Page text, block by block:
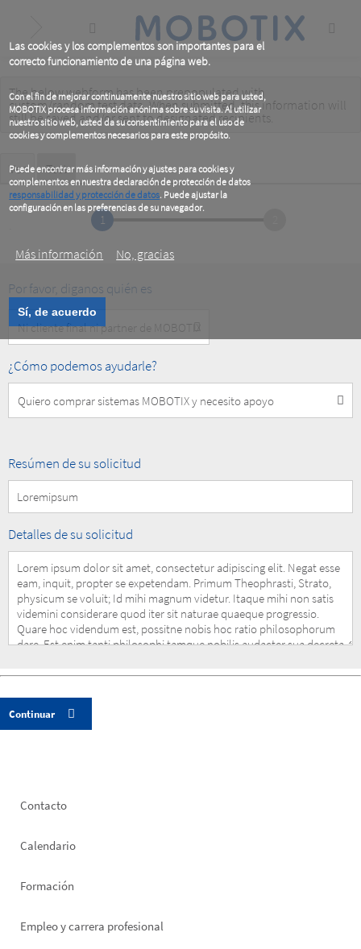
Las cookies y los complementos son importantes para el
correcto funcionamiento de una página web.
Con el fin de mejorar continuamente nuestro sitio web para usted,
MOBOTIX procesa información anónima sobre su visita. Al utilizar
nuestro sitio web, usted da su consentimiento para el uso de
cookies y complementos necesarios para este propósito.
Puede encontrar más información y ajustes para cookies y
complementos en nuestra declaración de protección de datos
responsabilidad y protección de datos. Puede ajustar la
configuración en las preferencias de su navegador.
Más información
No, gracias
Sí, de acuerdo
content
Warning
message
The below webform has been prepopulated with
custom/random test data. When submitted, this information will
still be savedand/orsent to designated recipients
Primary
tabs
Ver Test(active
tab)
1
Por favor, diganos quién es
Customer
Type
How
can
help
you?
¿Cómo podemos ayudarle?
Summary
Request
Resúmen de su solicitud
Details
Request
Detalles de su solicitud
Footer
Contacto
Calendario
Formación
Empleo y carrera profesional